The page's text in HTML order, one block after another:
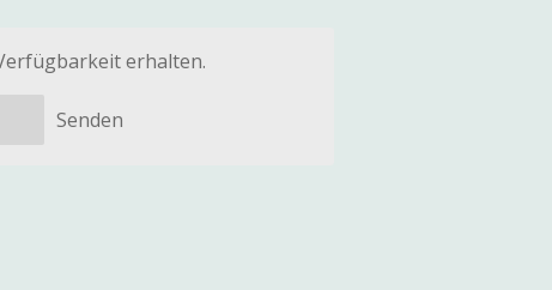
erhalten.
Senden